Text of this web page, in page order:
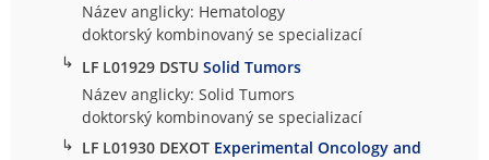
Název anglicky: Hematology
doktorský kombinovaný se specializací
↳ LF L01929 DSTUSolid Tumors
Název anglicky: Solid Tumors
doktorský kombinovaný se specializací
↳ LF L01930 DEXOT Experimental Oncology and